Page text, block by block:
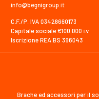
info@begnigroup.it
C.F./P. IVA 03428660173
Capitale sociale €100.000 i.v.
Iscrizione REA BS 396043
Brache ed accessori per il